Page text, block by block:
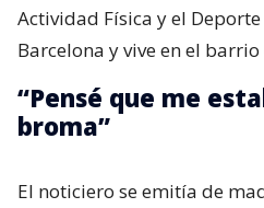
Actividad Física y el
Barcelona y vive en el barrio
“Pensé que me
broma”
El noticiero se emitía de